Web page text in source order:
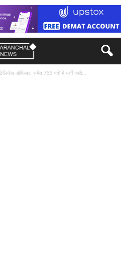
ऑफिसर, समेत 766 पदों में भर्ती जारी...